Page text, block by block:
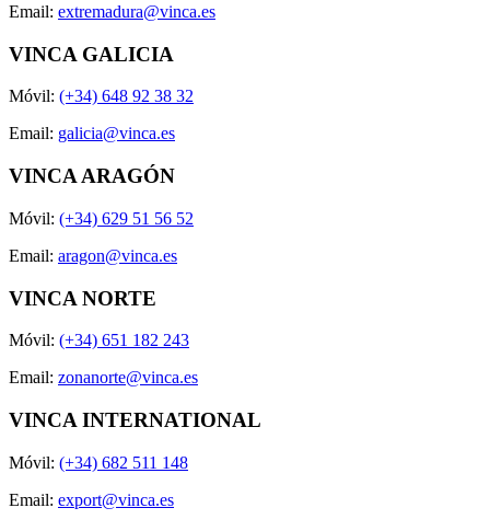
Email: extremadura@vinca.es
VINCA GALICIA
Móvil: (+34) 648 92 38 32
Email: galicia@vinca.es
VINCA ARAGÓN
Móvil: (+34) 629 51 56 52
Email: aragon@vinca.es
VINCA NORTE
Móvil: (+34) 651 182 243
Email: zonanorte@vinca.es
VINCA INTERNATIONAL
Móvil: (+34) 682 511 148
Email: export@vinca.es